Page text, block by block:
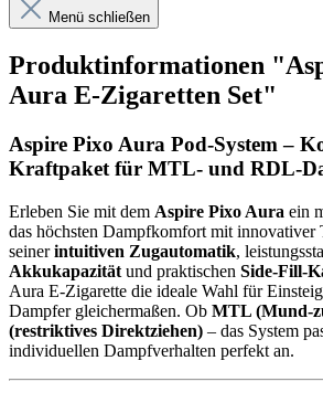
Menü schließen
Produktinformationen
Aura E-Zigaretten Set"
Aspire Pixo Aura Pod-System –
Kraftpaket für MTL- und RDL-
Erleben Sie mit dem Aspire Pixo Aura ein
das höchsten Dampfkomfort mit innovativer
seinerintuitiven Zugautomatik,
Akkukapazität und praktischen Side-Fill-
Aura E-Zigarette die ideale Wahl für
Dampfer gleichermaßen. Ob MTL (Mund-
(restriktives Direktziehen) – das System
individuellen Dampfverhalten perfekt an.